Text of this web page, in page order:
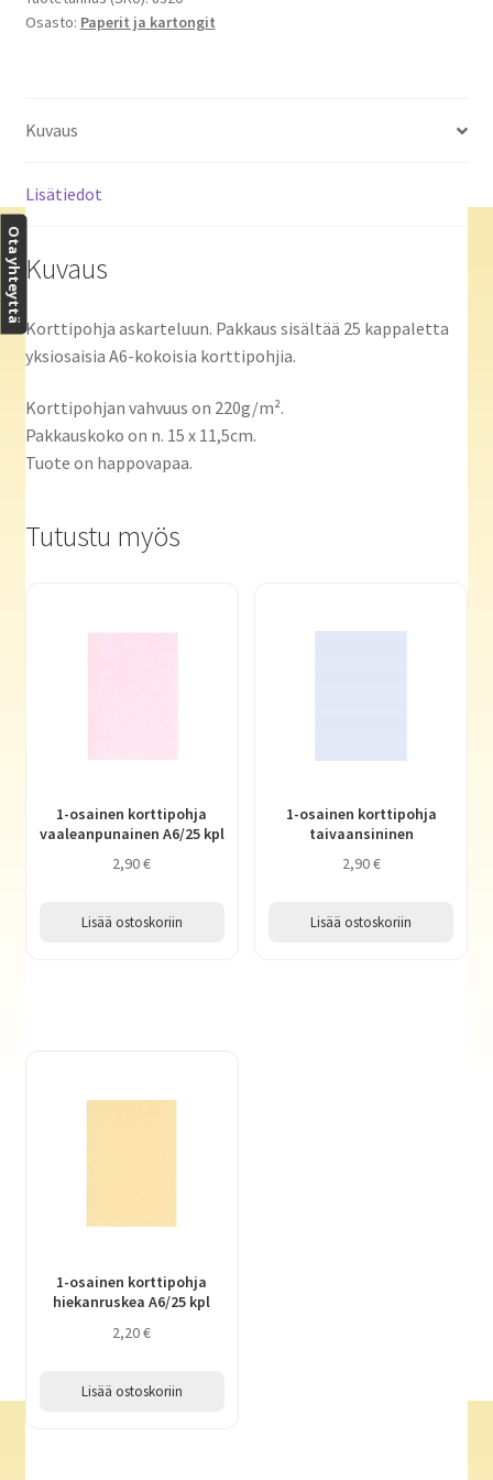
Osasto: Paperit ja kartongit
Kuvaus
Lisätiedot
Kuvaus
Korttipohja askarteluun. Pakkaus sisältää 25 kappaletta
yksiosaisia A6-kokoisia korttipohjia.
Korttipohjan vahvuus on 220g/m².
Pakkauskoko on n. 15 x 11,5cm.
Tuote on happovapaa.
Tutustu myös
1-osainen korttipohja
vaaleanpunainen A6/25 kpl
2,90€
Lisää ostoskoriin
1-osainen korttipohja
taivaansininen
2,90€
Lisää ostoskoriin
1-osainen korttipohja
hiekanruskea A6/25 kpl
2,20€
Lisää ostoskoriin
Ota yhteyttä